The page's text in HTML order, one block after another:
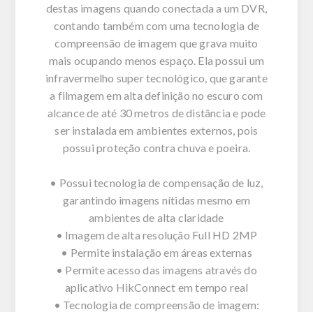
destas imagens quando conectada a um DVR,
contando também com uma tecnologia de
compreensão de imagem que grava muito
mais ocupando menos espaço. Ela possui um
infravermelho super tecnológico, que garante
a filmagem em alta definição no escuro com
alcance de até 30 metros de distância e pode
ser instalada em ambientes externos, pois
possui proteção contra chuva e poeira.
• Possui tecnologia de compensação de luz,
garantindo imagens nítidas mesmo em
ambientes de alta claridade
• Imagem de alta resolução Full HD 2MP
• Permite instalação em áreas externas
• Permite acesso das imagens através do
aplicativo HikConnect em tempo real
• Tecnologia de compreensão de imagem: